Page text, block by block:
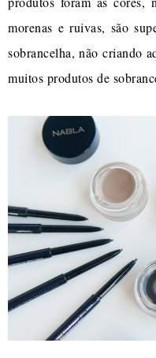
morenas e ruivas, são
sobrancelha, não criando
muitos produtos de